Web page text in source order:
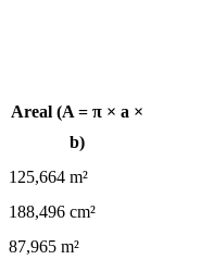
Areal (A = π × a ×
b)
125,664 m²
188,496 cm²
87,965 m²